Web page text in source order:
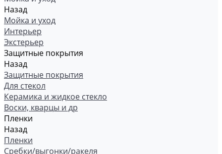
Назад
Мойка и уход
Интерьер
Экстерьер
Защитные покрытия
Назад
Защитные покрытия
Для стекол
Керамика и жидкое стекло
Воски, кварцы и др
Пленки
Назад
Пленки
Сребки/выгонки/ракеля